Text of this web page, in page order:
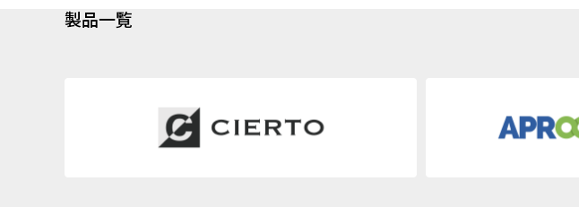
製品一覧